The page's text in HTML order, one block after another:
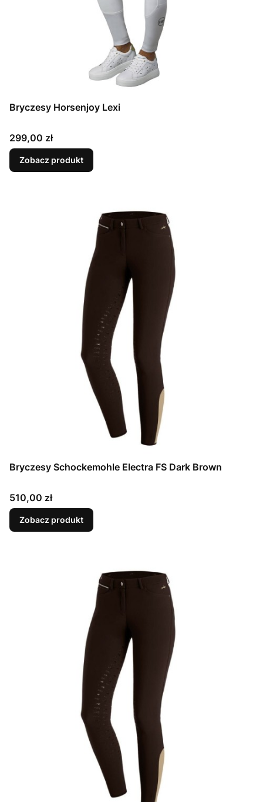
Bryczesy Horsenjoy Lexi
Cena
299,00 zł
Zobacz produkt
Bryczesy Schockemohle Electra FS Dark Brown
Cena
510,00 zł
Zobacz produkt